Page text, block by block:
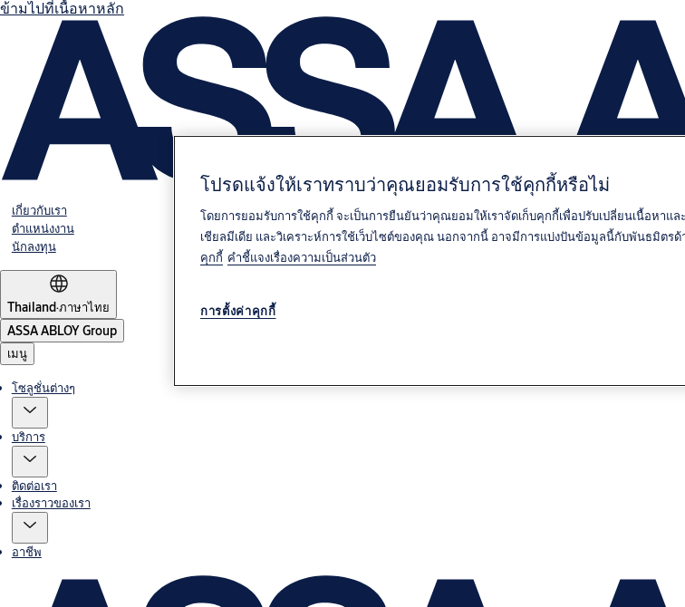
ข้ามไปที่เนื้อหาหลัก
เกี่ยวกับเรา
ตำแหน่งงาน
นักลงทุน
Thailand·ภาษาไทย
ASSA ABLOY Group
เมนู
โซลูชั่นต่างๆ
บริการ
ติดต่อเรา
เรื่องราวของเรา
อาชีพ
โปรดแจ้งให้เราทราบว่าคุณยอมรับการใช้คุกกี้หรือไม่
โดยการยอมรับการใช้คุกกี้ จะเป็นการยืนยันว่าคุณยอมให้เราจัดเก็บคุกกี้เพื่อปรับเปลี่ยนเนื้อหา
เชียลมีเดีย และวิเคราะห์การใช้เว็บไซต์ของคุณ นอกจากนี้ อาจมีการแบ่งปันข้อมูลนี้กับพันธมิตรด้
คุกกี้ คำชี้แจงเรื่องความเป็นส่วนตัว
การตั้งค่าคุกกี้